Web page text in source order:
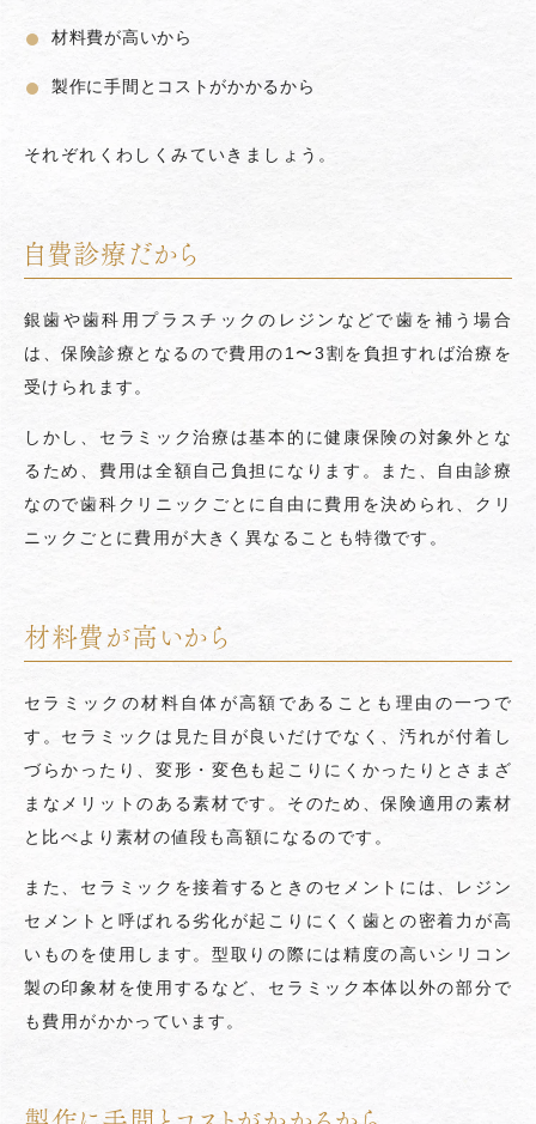
材料費が高いから
製作に手間とコストがかかるから
それぞれくわしくみていきましょう。
自費診療だから
銀歯や歯科用プラスチックのレジンなどで歯を補う場合
は、保険診療となるので費用の1〜3割を負担すれば治療を
受けられます。
しかし、セラミック治療は基本的に健康保険の対象外とな
るため、費用は全額自己負担になります。また、自由診療
なので歯科クリニックごとに自由に費用を決められ、クリ
ニックごとに費用が大きく異なることも特徴です。
材料費が高いから
セラミックの材料自体が高額であることも理由の一つで
す。セラミックは見た目が良いだけでなく、汚れが付着し
づらかったり、変形・変色も起こりにくかったりとさまざ
まなメリットのある素材です。そのため、保険適用の素材
と比べより素材の値段も高額になるのです。
また、セラミックを接着するときのセメントには、レジン
セメントと呼ばれる劣化が起こりにくく歯との密着力が高
いものを使用します。型取りの際には精度の高いシリコン
製の印象材を使用するなど、セラミック本体以外の部分で
も費用がかかっています。